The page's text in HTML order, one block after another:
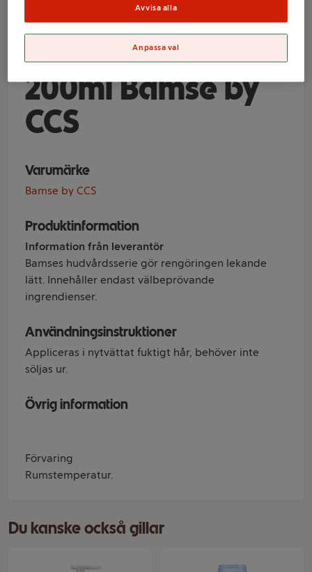
Duschtvål 2 in 1
Dusch & Schampo
200ml Bamse by
CCS
Varumärke
Bamse by CCS
Produktinformation
Information från leverantör
Bamses hudvårdsserie gör rengöringen lekande
lätt. Innehåller endast välbeprövande
ingrendienser.
Användningsinstruktioner
Appliceras i nytvättat fuktigt hår, behöver inte
söljas ur.
Övrig information
Förvaring
Rumstemperatur.
Du kanske också gillar
Avvisa alla
Anpassa val